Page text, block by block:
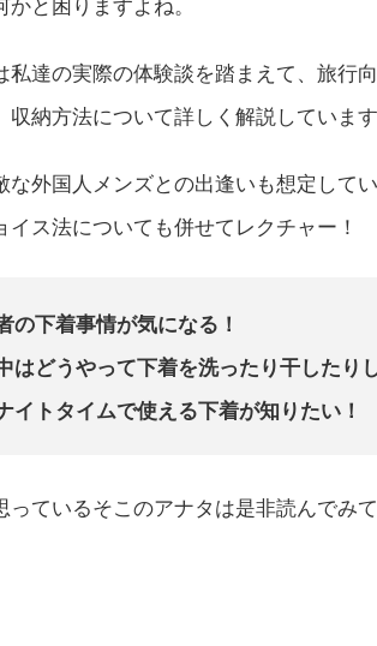
私達の実際の体験談を踏まえて、旅行
納方法について詳しく解説しています
な外国人メンズとの出逢いも想定して
イス法についても併せてレクチャー！
の下着事情が気になる！
はどうやって下着を洗ったり干したり
イトタイムで使える下着が知りたい！
っているそこのアナタは是非読んでみ